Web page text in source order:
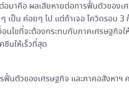
อมาคือ ผลเสียหายต่อการฟื้นตัวของเ
เป็น ค่อยๆ ไป แต่ถ้าเจอ โควิดรอบ 3
อนไขที่จะต้องกระทบกับภาคเศรษฐกิ
ซีนให้เร็วที่สุด
ฟื้นตัวของเศรษฐกิจ และภาคอสังหา